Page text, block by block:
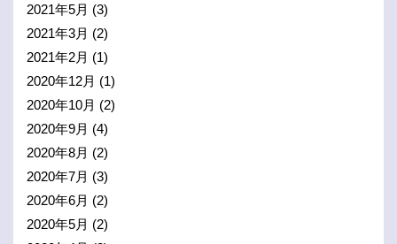
2021年5月 (3)
2021年3月 (2)
2021年2月 (1)
2020年12月 (1)
2020年10月 (2)
2020年9月 (4)
2020年8月 (2)
2020年7月 (3)
2020年6月 (2)
2020年5月 (2)